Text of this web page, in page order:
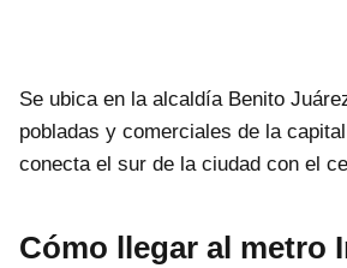
Se ubica en la alcaldía Benito
pobladas y comerciales de la
conecta el sur de la ciudad con el
Cómo llegar al metro